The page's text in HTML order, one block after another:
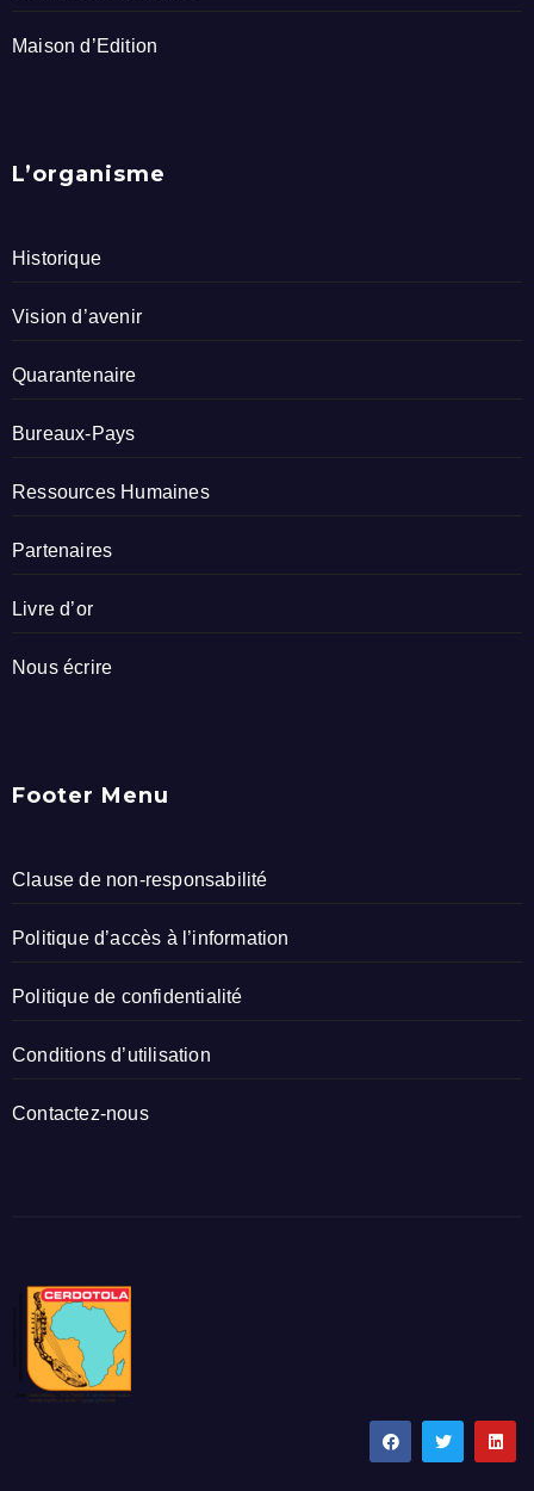
Maison d’Edition
L’organisme
Historique
Vision d’avenir
Quarantenaire
Bureaux-Pays
Ressources Humaines
Partenaires
Livre d’or
Nous écrire
Footer Menu
Clause de non-responsabilité
Politique d’accès à l’information
Politique de confidentialité
Conditions d’utilisation
Contactez-nous